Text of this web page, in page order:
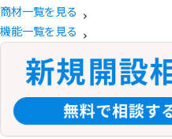
商材一覧を見る
機能一覧を見る